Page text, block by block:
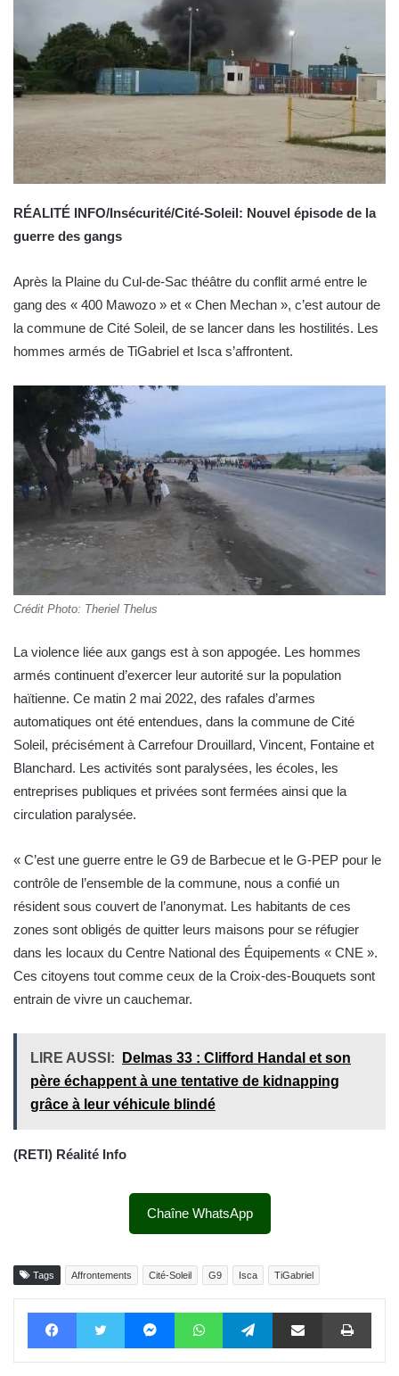
RÉALITÉ INFO/Insécurité/Cité-Soleil: Nouvel épisode de la
guerre des gangs
Après la Plaine du Cul-de-Sac théâtre du conflit armé entre le
gang des « 400 Mawozo » et « Chen Mechan », c’est autour de
la commune de Cité Soleil, de se lancer dans les hostilités. Les
hommes armés de TiGabriel et Isca s’affrontent.
Crédit Photo: Theriel Thelus
La violence liée aux gangs est à son appogée. Les hommes
armés continuent d’exercer leur autorité sur la population
haïtienne. Ce matin 2 mai 2022, des rafales d’armes
automatiques ont été entendues, dans la commune de Cité
Soleil, précisément à Carrefour Drouillard, Vincent, Fontaine et
Blanchard. Les activités sont paralysées, les écoles, les
entreprises publiques et privées sont fermées ainsi que la
circulation paralysée.
« C’est une guerre entre le G9 de Barbecue et le G-PEP pour le
contrôle de l’ensemble de la commune, nous a confié un
résident sous couvert de l’anonymat. Les habitants de ces
zones sont obligés de quitter leurs maisons pour se réfugier
dans les locaux du Centre National des Équipements « CNE ».
Ces citoyens tout comme ceux de la Croix-des-Bouquets sont
entrain de vivre un cauchemar.
LIRE AUSSI:
Delmas 33 : Clifford Handal et son
père échappent à une tentative de kidnapping
grâce à leur véhicule blindé
(RETI) Réalité Info
Chaîne WhatsApp
Tags Affrontements Cité-Soleil G9 Isca TiGabriel
FacebookTwitter MessengerWhatsAppTelegram Partager par email